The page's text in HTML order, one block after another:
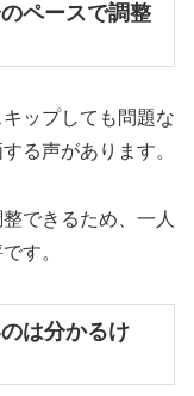
ペースで調整
ップしても問題な
る声があります。
できるため、一人
す。
は分かるけ